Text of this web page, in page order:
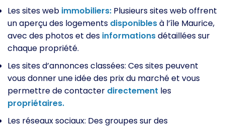
Les sites web immobiliers: Plusieurs sites web offrent
un aperçu des logements disponiblesà l’île Maurice,
avec des photos et des informationsdétaillées sur
chaque propriété.
Les sites d’annonces classées: Ces sites peuvent
vous donner une idée des prix du marché et vous
permettre de contacter directement les
propriétaires.
Les réseaux sociaux: Des groupes sur des